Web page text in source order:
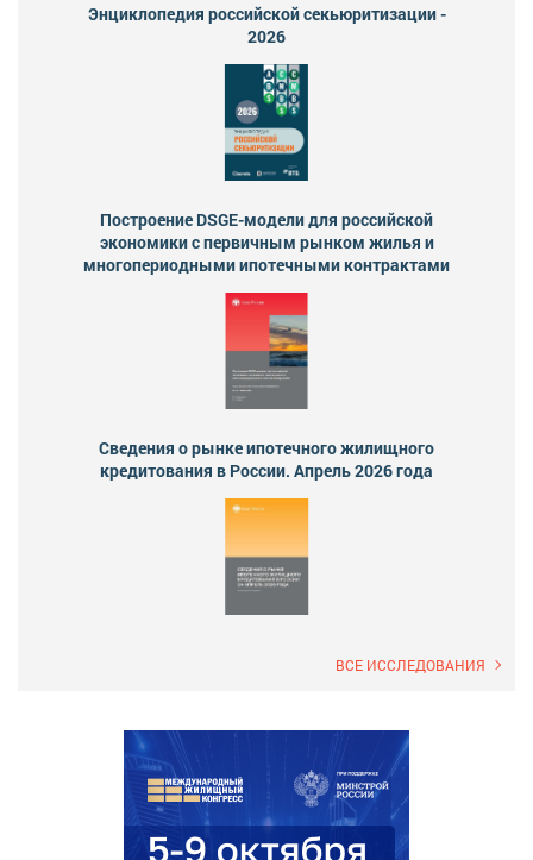
Энциклопедия российской секьюритизации -
2026
Построение DSGE-модели для российской
экономики с первичным рынком жилья и
многопериодными ипотечными контрактами
Сведения о рынке ипотечного жилищного
кредитования в России. Апрель 2026 года
ВСЕ ИССЛЕДОВАНИЯ